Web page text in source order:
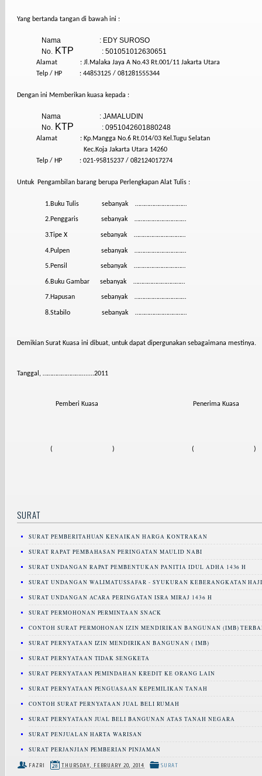
Yang bertanda tangan di bawah ini :
Nama
: EDY SUROSO
No. KTP : 501051012630651
Alamat
: Jl.Malaka Jaya A No.43 Rt.001/11 Jakarta Utara
Telp / HP
: 44853125 / 081281555344
Dengan ini Memberikan kuasa kepada :
Nama
: JAMALUDIN
No. KTP : 0951042601880248
Alamat
: Kp.Mangga No.6 Rt.014/03 Kel.Tugu Selatan
Kec.Koja Jakarta Utara 14260
Telp / HP
: 021-95815237 / 082124017274
Untuk Pengambilan barang berupa Perlengkapan Alat Tulis :
1.Buku Tulis sebanyak ……………………………
2.Penggaris sebanyak ……………………………
3.Tipe X sebanyak ……………………………
4.Pulpen sebanyak ……………………………
5.Pensil sebanyak ……………………………
6.Buku Gambar sebanyak ……………………………
7.Hapusan sebanyak ……………………………
8.Stabilo sebanyak ……………………………
Demikian Surat Kuasa ini dibuat, untuk dapat dipergunakan sebagaimana mestinya.
Tanggal, ……………………........2011
Pemberi Kuasa Penerima Kuasa
( ) ( )
SURAT
SURAT PEMBERITAHUAN KENAIKAN HARGA KONTRAKAN
SURAT RAPAT PEMBAHASAN PERINGATAN MAULID NABI
SURAT UNDANGAN RAPAT PEMBENTUKAN PANITIA IDUL ADHA 1436 H
SURAT UNDANGAN WALIMATUSSAFAR - SYUKURAN KEBERANGKATAN
SURAT UNDANGAN ACARA PERINGATAN ISRA MIRAJ 1436 H
SURAT PERMOHONAN PERMINTAAN SNACK
CONTOH SURAT PERMOHONAN IZIN MENDIRIKAN BANGUNAN (IMB)
SURAT PERNYATAAN IZIN MENDIRIKAN BANGUNAN ( IMB)
SURAT PERNYATAAN TIDAK SENGKETA
SURAT PERNYATAAN PEMINDAHAN KREDIT KE ORANG LAIN
SURAT PERNYATAAN PENGUASAAN KEPEMILIKAN TANAH
CONTOH SURAT PERNYATAAN JUAL BELI RUMAH
SURAT PERNYATAAN JUAL BELI BANGUNAN ATAS TANAH NEGARA
SURAT PENJUALAN HARTA WARISAN
SURAT PERJANJIAN PEMBERIAN PINJAMAN
FAZRI THURSDAY, FEBRUARY 20, 2014 SURAT